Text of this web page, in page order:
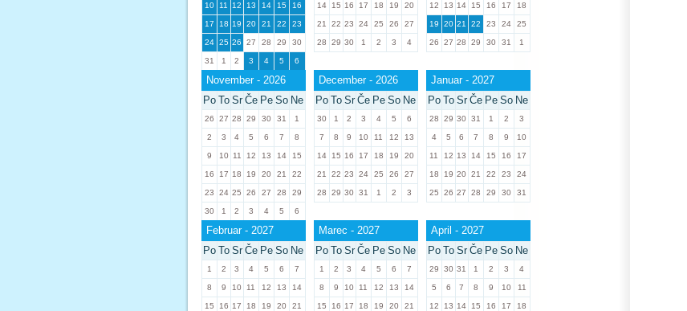
10 11 12 13 14 15 16
17 18 19 20 21 22 23
24 25 26 27 28 29 30
31 1 2 3 4 5 6
14 15 16 17 18 19 20
21 22 23 24 25 26 27
28 29 30 1 2 3 4
12 13 14 15 16 17 18
19 20 21 22 23 24 25
26 27 28 29 30 31 1
November - 2026
Po To Sr Če Pe So Ne
26 27 28 29 30 31 1
2 3 4 5 6 7 8
9 10 11 12 13 14 15
16 17 18 19 20 21 22
23 24 25 26 27 28 29
30 1 2 3 4 5 6
December - 2026
Po To Sr Če Pe So Ne
30 1 2 3 4 5 6
7 8 9 10 11 12 13
14 15 16 17 18 19 20
21 22 23 24 25 26 27
28 29 30 31 1 2 3
Januar - 2027
Po To Sr Če Pe So Ne
28 29 30 31 1 2 3
4 5 6 7 8 9 10
11 12 13 14 15 16 17
18 19 20 21 22 23 24
25 26 27 28 29 30 31
Februar - 2027
Po To Sr Če Pe So Ne
1 2 3 4 5 6 7
8 9 10 11 12 13 14
15 16 17 18 19 20 21
Marec - 2027
Po To Sr Če Pe So Ne
1 2 3 4 5 6 7
8 9 10 11 12 13 14
15 16 17 18 19 20 21
April - 2027
Po To Sr Če Pe So Ne
29 30 31 1 2 3 4
5 6 7 8 9 10 11
12 13 14 15 16 17 18